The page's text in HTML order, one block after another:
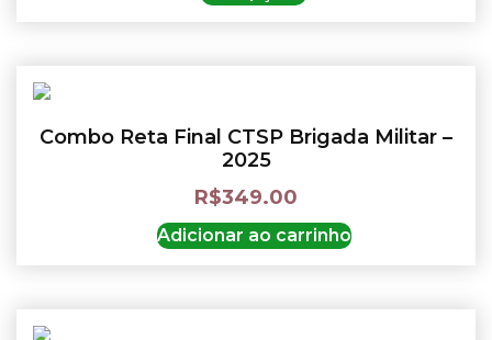
Combo Reta Final CTSP Brigada Militar –
2025
R$349.00
Adicionar ao carrinho